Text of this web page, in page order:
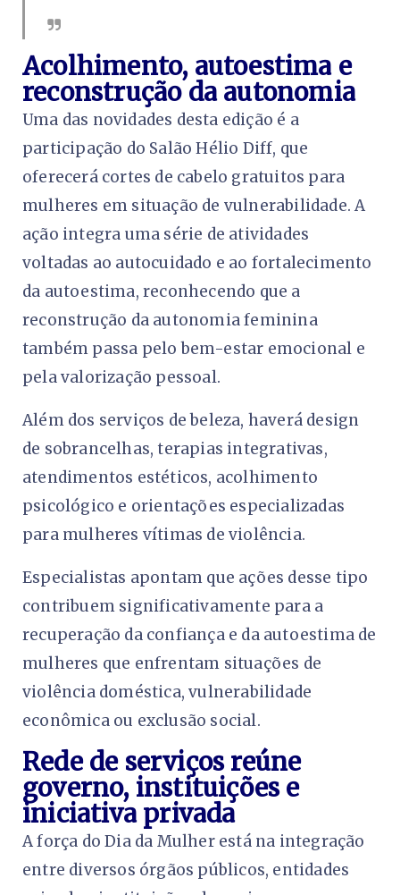
Acolhimento, autoestima e
reconstrução da autonomia
Uma das novidades desta edição é a
participação do Salão Hélio Diff, que
oferecerá cortes de cabelo gratuitos para
mulheres em situação de vulnerabilidade. A
ação integra uma série de atividades
voltadas ao autocuidado e ao fortalecimento
da autoestima, reconhecendo que a
reconstrução da autonomia feminina
também passa pelo bem-estar emocional e
pela valorização pessoal.
Além dos serviços de beleza, haverá design
de sobrancelhas, terapias integrativas,
atendimentos estéticos, acolhimento
psicológico e orientações especializadas
para mulheres vítimas de violência.
Especialistas apontam que ações desse tipo
contribuem significativamente para a
recuperação da confiança e da autoestima de
mulheres que enfrentam situações de
violência doméstica, vulnerabilidade
econômica ou exclusão social.
Rede de serviços reúne
governo, instituições e
iniciativa privada
A força do Dia da Mulher está na integração
entre diversos órgãos públicos, entidades